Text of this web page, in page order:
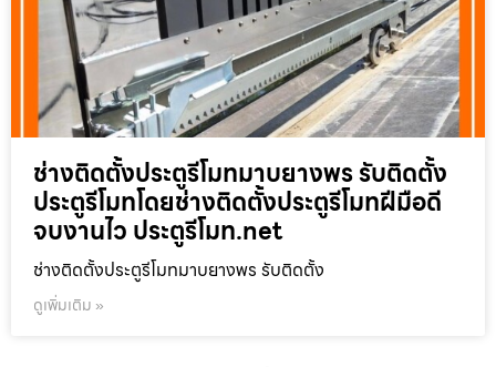
ช่างติดตั้งประตูรีโมทมาบยางพร รับติดตั้ง
ประตูรีโมทโดยช่างติดตั้งประตูรีโมทฝีมือดี
จบงานไว ประตูรีโมท.net
ช่างติดตั้งประตูรีโมทมาบยางพร รับติดตั้ง
ดูเพิ่มเติม »